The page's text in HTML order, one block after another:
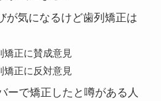
が気になるけど歯列矯正は
矯正に賛成意見
矯正に反対意見
ーで矯正したと噂がある人